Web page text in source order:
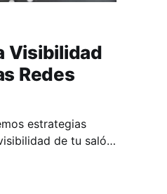
Visibilidad
Redes
estrategias
de tu salón